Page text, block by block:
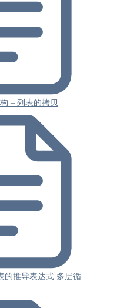
– 列表的拷贝
的推导表达式 多层循